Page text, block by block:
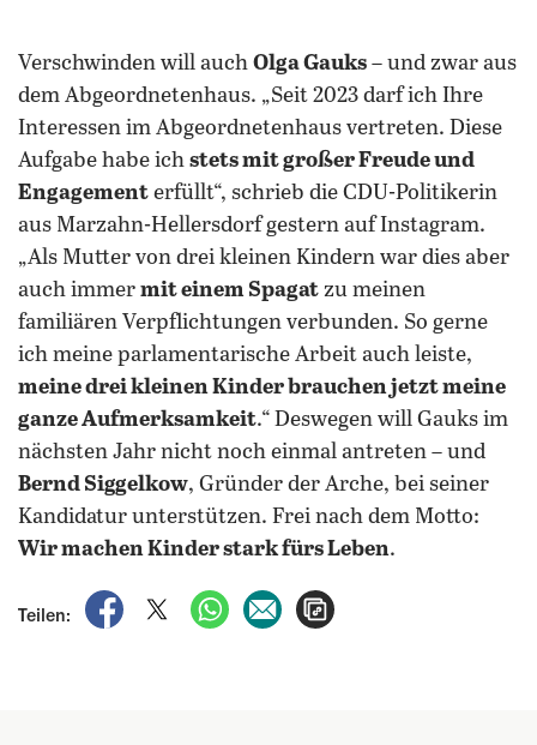
Verschwinden will auch Olga Gauks – und zwar aus
dem Abgeordnetenhaus. „Seit 2023 darf ich Ihre
Interessen im Abgeordnetenhaus vertreten. Diese
Aufgabe habe ich stets mit großer Freude und
Engagement erfüllt“, schrieb die CDU-Politikerin
aus Marzahn-Hellersdorf gestern auf Instagram.
„Als Mutter von drei kleinen Kindern war dies aber
auch immer mit einem Spagat zu meinen
familiären Verpflichtungen verbunden. So gerne
ich meine parlamentarische Arbeit auch leiste,
meine drei kleinen Kinder brauchen jetzt meine
ganze Aufmerksamkeit.“ Deswegen will Gauks im
nächsten Jahr nicht noch einmal antreten – und
Bernd Siggelkow, Gründer der Arche, bei seiner
Kandidatur unterstützen. Frei nach dem Motto:
Wir machen Kinder stark fürs Leben.
Teilen:
auf Facebook teilen
auf X teilenper WhatsApp teilen
per E-Mail teilen